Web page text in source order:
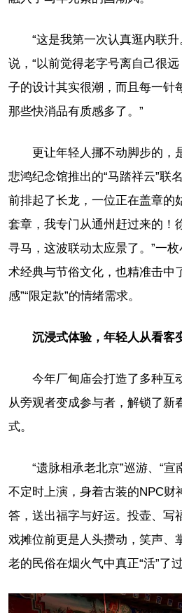
“这是我第一次认真逛内联
说，“以前觉得老字号离自己很
子的设计其实很潮，而且每一针
那些快消品有质感多了。”
更让年轻人挪不动脚步的，
悲鸿纪念馆推出的“马踏祥云”联
前排起了长龙，一位正在盖章的
套章，我专门从通州赶过来的！
寻马，这波联动太应景了。”一
术经典与节俗文化，也精准击中
感”“限定款”的情绪需求。
沉浸式体验，年轻人从看客
今年厂甸庙会打造了多种互
从旁观者变成参与者，解锁了新
式。
“遗脉相承老北京”巡游、“宣
不定时上演，身着古装的NPC财
答，送出福字与好运。投壶、写
戏摊位前更是人头攒动，笑声、
老的民俗在烟火气中真正“活”了过